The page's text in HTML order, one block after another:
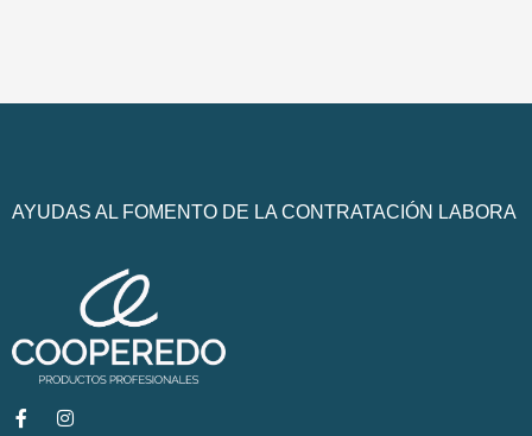
AYUDAS AL FOMENTO DE LA CONTRATACIÓN LABORA